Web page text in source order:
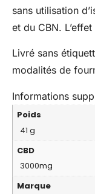
sans utilisation
et du CBN.
Livré sans
modalités de
Informations
Poids
41 g
CBD
3000mg
Marque